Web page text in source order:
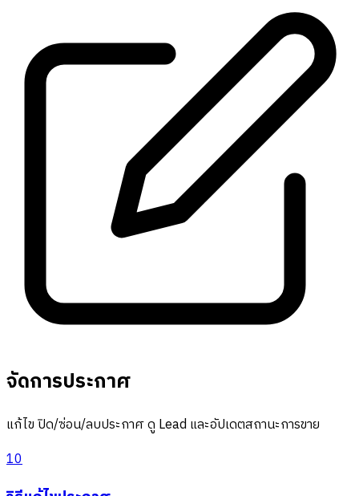
จัดการประกาศ
แก้ไข ปิด/ซ่อน/ลบประกาศ ดู Lead และอัปเดตสถานะการขาย
10